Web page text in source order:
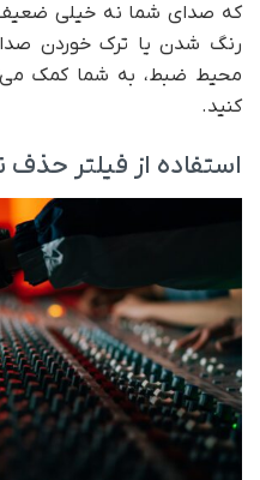
که صدای شما نه خیلی
رنگ شدن یا ترک خوردن
محیط ضبط، به شما کمک
کنید.
استفاده از فیلتر حذف